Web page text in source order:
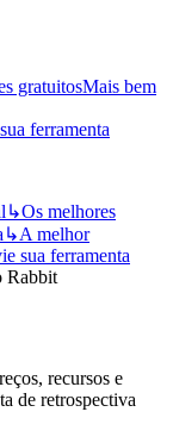
gratuitosMais bem
ferramenta
↳Os melhores
↳A melhor
sua ferramenta
Rabbit
recursos e
de retrospectiva